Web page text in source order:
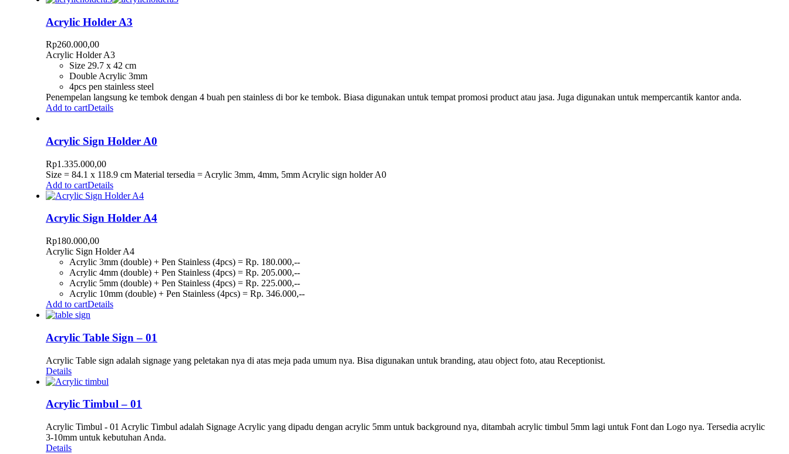
Acrylic Holder A3
Rp260.000,00
Acrylic Holder A3
Size 29.7 x 42 cm
Double Acrylic 3mm
4pcs pen stainless steel
Penempelan langsung ke tembok dengan 4 buah pen stainless di bor ke tembok. Biasa digunakan untuk tempat promosi product atau jasa. Juga digunakan untuk mempercantik kantor anda.
Add to cartDetails
Acrylic Sign Holder A0
Rp1.335.000,00
Size = 84.1 x 118.9 cm Material tersedia = Acrylic 3mm, 4mm, 5mm Acrylic sign holder A0
Add to cartDetails
Acrylic Sign Holder A4
Rp180.000,00
Acrylic Sign Holder A4
Acrylic 3mm (double) + Pen Stainless (4pcs) = Rp. 180.000,--
Acrylic 4mm (double) + Pen Stainless (4pcs) = Rp. 205.000,--
Acrylic 5mm (double) + Pen Stainless (4pcs) = Rp. 225.000,--
Acrylic 10mm (double) + Pen Stainless (4pcs) = Rp. 346.000,--
Add to cartDetails
Acrylic Table Sign – 01
Acrylic Table sign adalah signage yang peletakan nya di atas meja pada umum nya. Bisa digunakan untuk branding, atau object foto, atau Receptionist.
Details
Acrylic Timbul – 01
Acrylic Timbul - 01 Acrylic Timbul adalah Signage Acrylic yang dipadu dengan acrylic 5mm untuk background nya, ditambah acrylic timbul 5mm lagi untuk Font dan Logo nya. Tersedia acrylic
3-10mm untuk kebutuhan Anda.
Details